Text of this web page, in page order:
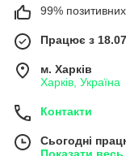
99% позитивних
Працює з
м. Харків
Харків, Україна
Контакти
Сьогодні